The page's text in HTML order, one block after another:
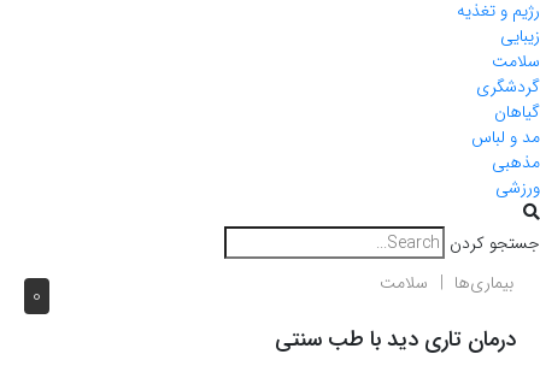
رژیم و تغذیه
زیبایی
سلامت
گردشگری
گیاهان
مد و لباس
مذهبی
ورزشی
جستجو کردن
0 بیماری‌ها سلامت
درمان تاری دید با طب سنتی